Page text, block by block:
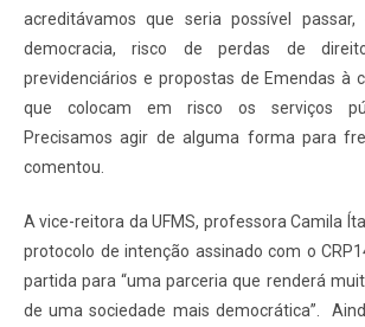
acreditávamos que seria possível
democracia, risco de perdas de
previdenciários e propostas de Emendas à
que colocam em risco os serviços
Precisamos agir de alguma forma para
comentou.
A vice-reitora da UFMS, professora Camila
protocolo de intenção assinado com o
partida para “uma parceria que renderá
de uma sociedade mais democrática”.